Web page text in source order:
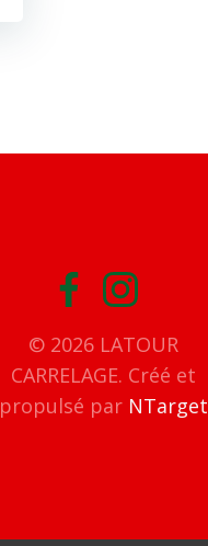
© 2026 LATOUR
CARRELAGE. Créé et
propulsé par NTarget